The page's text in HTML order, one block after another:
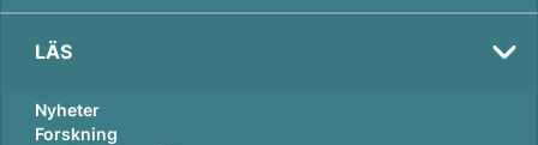
LÄS
Nyheter
Forskning